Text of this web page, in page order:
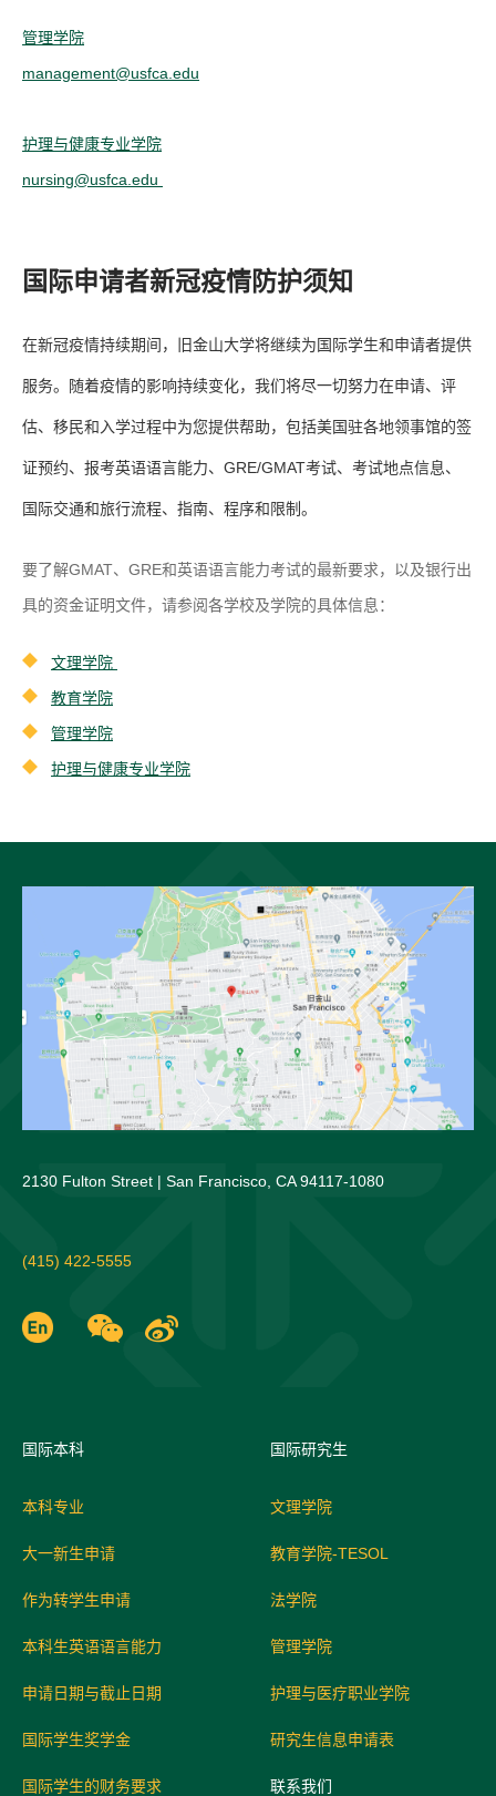
管理学院
management@usfca.edu
护理与健康专业学院
nursing@usfca.edu
国际申请者新冠疫情防护须知
在新冠疫情持续期间，旧金山大学将继续为国际学生和申请者提供
服务。随着疫情的影响持续变化，我们将尽一切努力在申请、评
估、移民和入学过程中为您提供帮助，包括美国驻各地领事馆的签
证预约、报考英语语言能力、GRE/GMAT考试、考试地点信息、
国际交通和旅行流程、指南、程序和限制。
要了解GMAT、GRE和英语语言能力考试的最新要求，以及银行出
具的资金证明文件，请参阅各学校及学院的具体信息：
文理学院
教育学院
管理学院
护理与健康专业学院
2130 Fulton Street | San Francisco, CA 94117-1080
(415) 422-5555
国际本科
本科专业
大一新生申请
作为转学生申请
本科生英语语言能力
申请日期与截止日期
国际学生奖学金
国际学生的财务要求
国际研究生
文理学院
教育学院-TESOL
法学院
管理学院
护理与医疗职业学院
研究生信息申请表
联系我们